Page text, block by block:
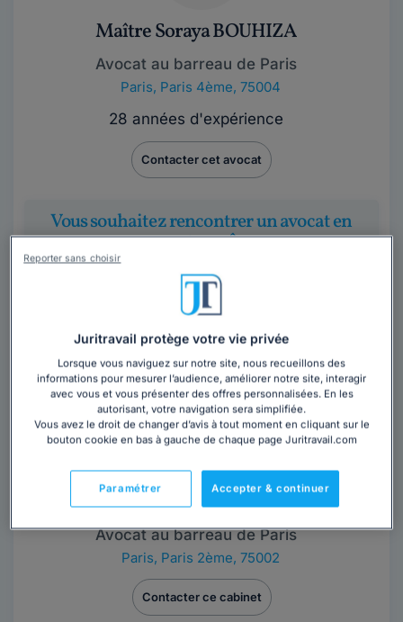
Maître Soraya BOUHIZA
Avocat au barreau de Paris
Paris, Paris 4ème, 75004
28 années d'expérience
Contacter cet avocat
Vous souhaitez rencontrer un avocat en
cabinet dans la région Île-de-France ?
Obtenez 3 devis d'avocats près de chez vous
Trouver un avocat
Cabinet M.A.R.S. IP
Avocat au barreau de Paris
Paris, Paris 2ème, 75002
Contacter ce cabinet
Juritravail protège votre vie privée
Lorsque vous naviguez sur notre site, nous recueillons des
informations pour mesurer l’audience, améliorer notre site, interagir
avec vous et vous présenter des offres personnalisées. En les
autorisant, votre navigation sera simplifiée.
Vous avez le droit de changer d’avis à tout moment en cliquant sur le
bouton cookie en bas à gauche de chaque page Juritravail.com
Accepter & continuer
Paramétrer
Reporter sans choisir